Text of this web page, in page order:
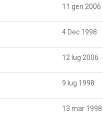
11 gen 2006
4 Dec 1998
12 lug 2006
9 lug 1998
13 mar 1998